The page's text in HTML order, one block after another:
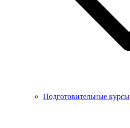
Подготовительные курсы